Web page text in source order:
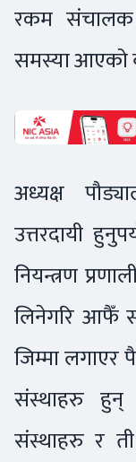
रकम संचालक
समस्या आएको
अध्यक्ष
उत्तरदायी
नियन्त्रण
लिनेगरि आफैँ
जिम्मा लगाएर
संस्थाहरु हुन्
संस्थाहरु र